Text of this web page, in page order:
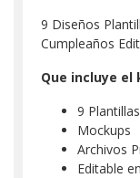
9 Diseños
Cumpleaños
Que incluye el
9 Plantillas
Mockups
Archivos
Editable